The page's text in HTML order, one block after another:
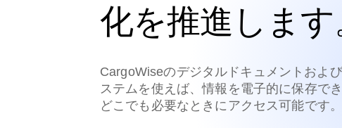
化を推進します
CargoWiseのデジタルドキュメントおよ
ステムを使えば、情報を電子的に保存で
どこでも必要なときにアクセス可能です。